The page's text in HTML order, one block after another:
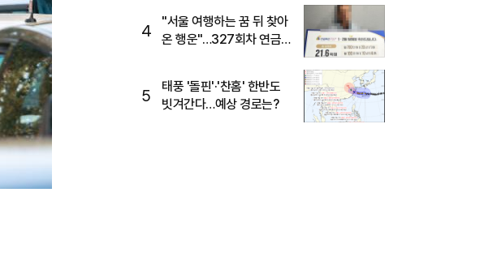
4
"서울 여행하는 꿈 뒤 찾아
온 행운"…327회차 연금
5
태풍 '돌핀'·'찬홈' 한반도
빗겨간다…예상 경로는?